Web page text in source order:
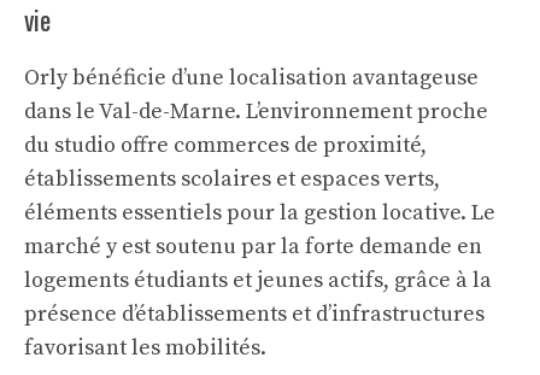
vie
Orly bénéficie d’une localisation avantageuse
dans le Val-de-Marne. L’environnement proche
du studio offre commerces de proximité,
établissements scolaires et espaces verts,
éléments essentiels pour la gestion locative. Le
marché y est soutenu par la forte demande en
logements étudiants et jeunes actifs, grâce à la
présence d’établissements et d’infrastructures
favorisant les mobilités.